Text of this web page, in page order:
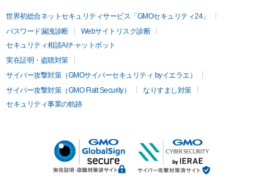
世界初総合ネットセキュリティサービス「GMOセキュリティ24」
パスワード漏洩診断
Webサイトリスク診断
セキュリティ相談AIチャットボット
実在証明・盗聴対策
サイバー攻撃対策（GMOサイバーセキュリティ byイエラエ）
サイバー攻撃対策（GMO Flatt Security）
なりすまし対策
セキュリティ事業の軌跡